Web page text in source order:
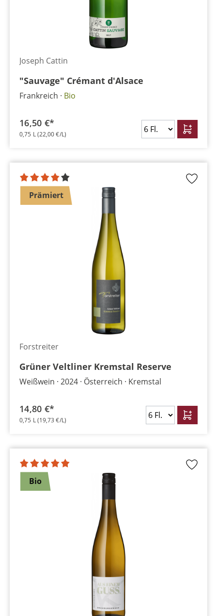
Joseph Cattin
"Sauvage" Crémant d'Alsace
Frankreich Bio
16,50 €*
0,75 L(22,00 €/L)
Prämiert
Forstreiter
Grüner Veltliner Kremstal Reserve
Weißwein 2024 Österreich Kremstal
14,80 €*
0,75 L(19,73 €/L)
Bio